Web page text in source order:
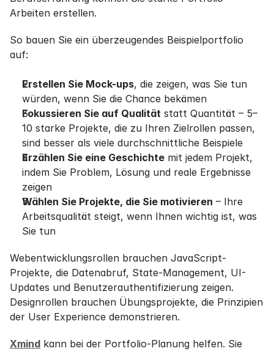
Arbeiten erstellen.
So bauen Sie ein überzeugendes Beispielportfolio
auf:
Erstellen Sie Mock-ups, die zeigen, was Sie tun
würden, wenn Sie die Chance bekämen
Fokussieren Sie auf Qualität statt Quantität – 5–
10 starke Projekte, die zu Ihren Zielrollen passen,
sind besser als viele durchschnittliche Beispiele
Erzählen Sie eine Geschichte mit jedem Projekt,
indem Sie Problem, Lösung und reale Ergebnisse
zeigen
Wählen Sie Projekte, die Sie motivieren – Ihre
Arbeitsqualität steigt, wenn Ihnen wichtig ist, was
Sie tun
Webentwicklungsrollen brauchen JavaScript-
Projekte, die Datenabruf, State-Management, UI-
Updates und Benutzerauthentifizierung zeigen.
Designrollen brauchen Übungsprojekte, die Prinzipien
der User Experience demonstrieren.
Xmind kann bei der Portfolio-Planung helfen. Sie